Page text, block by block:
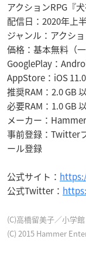
アクションRPG『
配信日：2020年上
ジャンル：アクシ
価格：基本無料（
GooglePlay：
AppStore：iOS
推奨RAM：2.0 GB
必要RAM：1.0 GB
メーカー：
事前登録：Twitter
ール登録
公式サイト：
公式Twitter：
(C)高橋留美子／小学
(C) 2015 Hammer